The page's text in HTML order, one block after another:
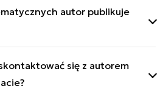
letnie doświadczenie
i 4-letnie jako project
Affairs Academy.
i
Chiny i Tajwan.
autor publikuje
i bezpieczeństwo
się z autorem